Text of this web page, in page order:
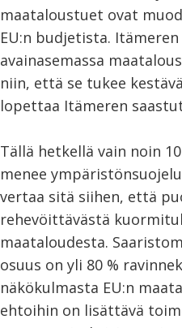
maataloustuet ovat
EU:n budjetista.
avainasemassa
niin, että se tukee
lopettaa Itämeren
Tällä hetkellä vain noin
menee
vertaa sitä siihen, että
rehevöittävästä
maataloudesta.
osuus on yli 80 %
näkökulmasta EU:n
ehtoihin on lisättävä